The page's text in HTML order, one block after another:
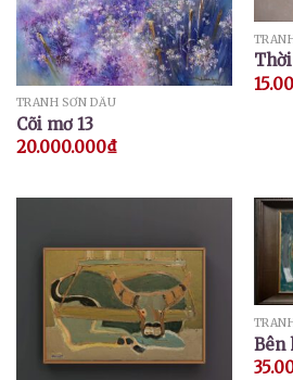
TRANH SƠN DẦU
Cõi mơ 13
20.000.000₫
Bên